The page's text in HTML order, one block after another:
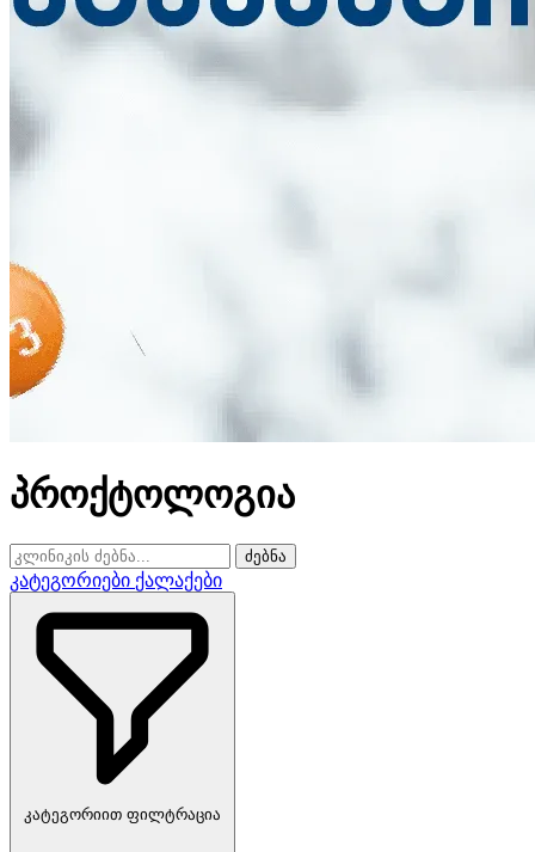
პროქტოლოგია
ძებნა
კატეგორიები ქალაქები
კატეგორიით ფილტრაცია